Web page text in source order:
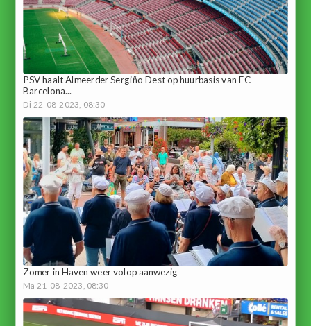
PSV haalt Almeerder Sergiño Dest op huurbasis van FC
Barcelona...
Di 22-08-2023, 08:30
Zomer in Haven weer volop aanwezig
Ma 21-08-2023, 08:30